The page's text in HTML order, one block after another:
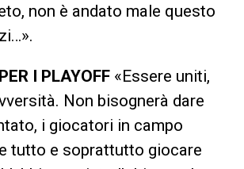
non è andato male questo
I PLAYOFF«Essere uniti,
Non bisognerà dare
i giocatori in campo
tutto e soprattutto giocare